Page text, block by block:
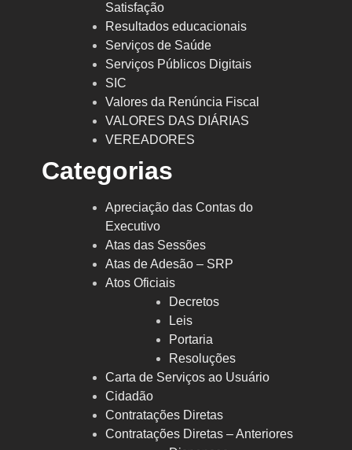
Satisfação
Resultados educacionais
Serviços de Saúde
Serviços Públicos Digitais
SIC
Valores da Renúncia Fiscal
VALORES DAS DIÁRIAS
VEREADORES
Categorias
Apreciação das Contas do
Executivo
Atas das Sessões
Atas de Adesão – SRP
Atos Oficiais
Decretos
Leis
Portaria
Resoluções
Carta de Serviços ao Usuário
Cidadão
Contratações Diretas
Contratações Diretas – Anteriores